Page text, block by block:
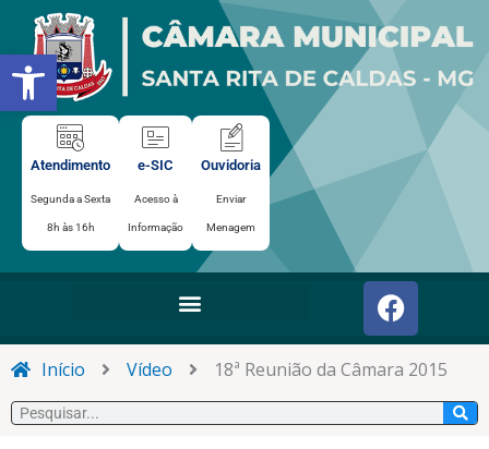
Abrir a barra de ferramentas
para
conteúdo
Atendimento
Segunda a Sexta
8h às 16h
e-SIC
Acesso à
Informação
Ouvidoria
Enviar
Menagem
F
a
c
e
b
o
Início Vídeo
18ª Reunião da Câmara 2015
Pesquisar